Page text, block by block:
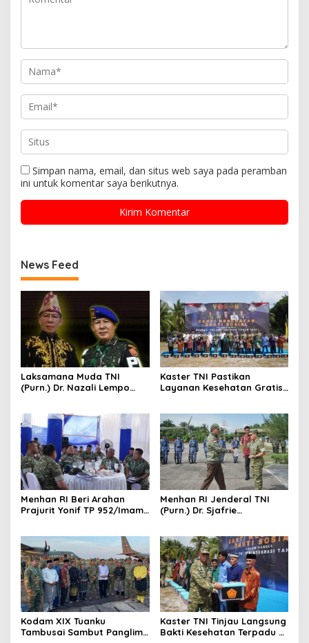
Simpan nama, email, dan situs web saya pada peramban
ini untuk komentar saya berikutnya.
News Feed
Laksamana Muda TNI
(Purn.) Dr. Nazali Lempo
Tegas, Berintegritas, dan
Tidak Berkompromi
terhadap Penegakan
Hukum
Kaster TNI Pastikan
Layanan Kesehatan Gratis
untuk Masyarakat Lingga
Menhan RI Beri Arahan
Prajurit Yonif TP 952/Imam
Penguatan Satuan
Menhan RI Jenderal TNI
(Purn.) Dr. Sjafrie
Tuanku Tambusai Kawal
Kunjungan ke Dua Yonif
Teritorial Pembangunan
Kodam XIX Tuanku
Tambusai Sambut Panglima
Kaster TNI Tinjau Langsung
Bakti Kesehatan Terpadu di